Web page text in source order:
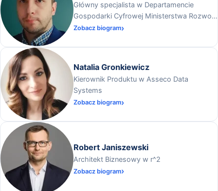
Główny specjalista w Departamencie
Gospodarki Cyfrowej Ministerstwa Rozwoju
i Technologii
Zobacz biogram
Natalia Gronkiewicz
Kierownik Produktu w Asseco Data
Systems
Zobacz biogram
Robert Janiszewski
Architekt Biznesowy w r^2
Zobacz biogram